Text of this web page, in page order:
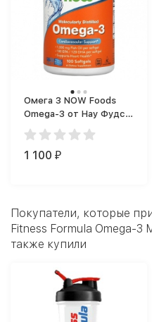
Омега 3 NOW Foods
Omega-3 от Нау Фудс
(100 капс.)
1 100 ₽
Покупатели, которые
Fitness Formula Omega-3
также купили